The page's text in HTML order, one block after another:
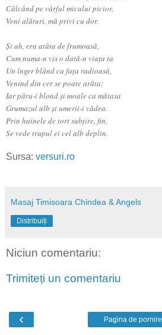
Călcând pe vârful micului picior,
Veni alături, mă privi cu dor.
Şi ah, era atâta de frumoasă,
Cum numa-n vis o dată-n viaţa ta
Un înger blând cu faţa radioasă,
Venind din cer se poate arăta;
Iar păru-i blond şi moale ca mătasa
Grumazul alb şi umerii-i vădea.
Prin hainele de tort subţire, fin,
Se vede trupul ei cel alb deplin.
Sursa: versuri.ro
Masaj Timisoara Chindea & Angels
Distribuiți
Niciun comentariu:
Trimiteți un comentariu
‹ Pagina de pornire